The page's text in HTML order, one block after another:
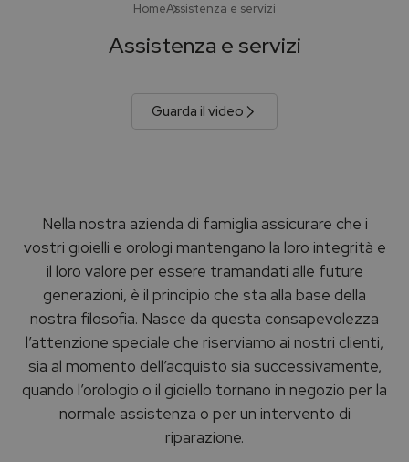
HomeAssistenza e servizi
Assistenza e servizi
Guarda il video
Nella nostra azienda di famiglia assicurare che i
vostri gioielli e orologi mantengano la loro integrità e
il loro valore per essere tramandati alle future
generazioni, è il principio che sta alla base della
nostra filosofia. Nasce da questa consapevolezza
l’attenzione speciale che riserviamo ai nostri clienti,
sia al momento dell’acquisto sia successivamente,
quando l’orologio o il gioiello tornano in negozio per la
normale assistenza o per un intervento di
riparazione.